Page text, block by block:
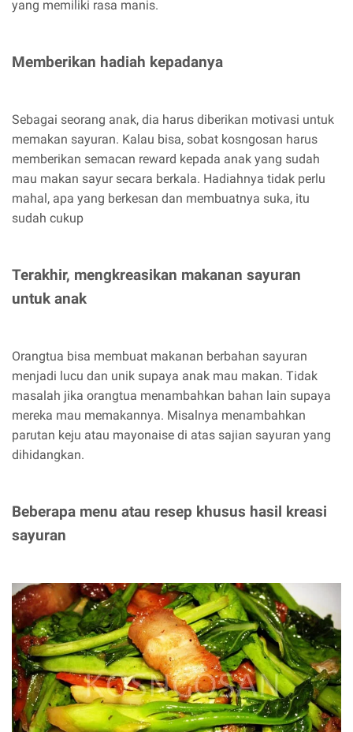
yang memiliki rasa manis.
Memberikan hadiah kepadanya
Sebagai seorang anak, dia harus diberikan motivasi untuk
memakan sayuran. Kalau bisa, sobat kosngosan harus
memberikan semacan reward kepada anak yang sudah
mau makan sayur secara berkala. Hadiahnya tidak perlu
mahal, apa yang berkesan dan membuatnya suka, itu
sudah cukup
Terakhir, mengkreasikan makanan sayuran
untuk anak
Orangtua bisa membuat makanan berbahan sayuran
menjadi lucu dan unik supaya anak mau makan. Tidak
masalah jika orangtua menambahkan bahan lain supaya
mereka mau memakannya. Misalnya menambahkan
parutan keju atau mayonaise di atas sajian sayuran yang
dihidangkan.
Beberapa menu atau resep khusus hasil kreasi
sayuran